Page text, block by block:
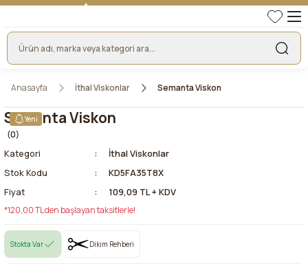
Anasayfa İthal Viskonlar Semanta Viskon
Yeni
Semanta Viskon
(0)
Kategori
İthal Viskonlar
Stok Kodu
KD5FA35T8X
Fiyat
109,09 TL + KDV
*120,00 TL den başlayan taksitlerle!
Stokta Var Dikim Rehberi